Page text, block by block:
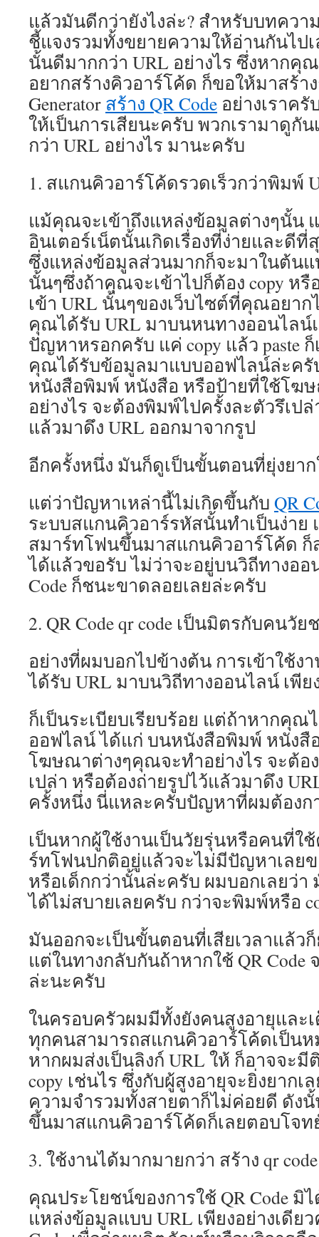
ระบ
ที่
มี
ควา
เถียร
สูง
ทำให้
การ
เล่น
บน
โทร
ถือ
เป็น
ไป
อย่าง
สบา
ไม่มี
สะดุ
ดัง
การ
เล่น
บน
คอ
ซึ่ง
เป็น
สิ่ง
เล่น
คน
ไม่
น้อย
ตาม
หา
ยิ่ง
กว่า
มี
โปร
ชั่
นพิ
เศษ
สมา
ใหม่
ที่
สนใ
สมัค
เล่น
นี้
เคร
ฟรี
ทันที!
ผม
มั่นใ
ว่า
จะ
ช่วย
ควา
รู้
ควา
สาม
กับ
เพิ่ม
มาก
และ
คุณ
ตัดสิ
ใจ
ได้
แล้วมันดีกว่ายังไงล่ะ? สำหรับบทคว
ชี้แจงรวมทั้งขยายความให้อ่านกันไปเ
นั้นดีมากกว่า URL อย่างไร ซึ่งหาก
อยากสร้างคิวอาร์โค้ด ก็ขอให้มาสร้าง
Generator สร้าง QR Code อย่างเราค
ให้เป็นการเสียนะครับ พวกเรามาดูกัน
กว่า URL อย่างไร มานะครับ
1. สแกนคิวอาร์โค้ดรวดเร็วกว่าพิมพ์
แม้คุณจะเข้าถึงแหล่งข้อมูลต่างๆนั้น
อินเตอร์เน็ตนั้นเกิดเรื่องที่ง่ายและดี
ซึ่งแหล่งข้อมูลส่วนมากก็จะมาในต้น
นั้นๆซึ่งถ้าคุณจะเข้าไปก็ต้อง copy ห
เข้า URL นั้นๆของเว็บไซต์ที่คุณอยา
คุณได้รับ URL มาบนหนทางออนไลน์
ปัญหาหรอกครับ แค่ copy แล้ว paste
คุณได้รับข้อมูลมาแบบออฟไลน์ล่ะครั
หนังสือพิมพ์ หนังสือ หรือป้ายที่ใช้โฆ
อย่างไร จะต้องพิมพ์ไปครั้งละตัวรึเป
แล้วมาดึง URL ออกมาจากรูป
อีกครั้งหนึ่ง มันก็ดูเป็นขั้นตอนที่ยุ่งยา
แต่ว่าปัญหาเหล่านี้ไม่เกิดขึ้นกับ QR
ระบบสแกนคิวอาร์รหัสนั้นทำเป็นง่า
สมาร์ทโฟนขึ้นมาสแกนคิวอาร์โค้ด ก็
ได้แล้วขอรับ ไม่ว่าจะอยู่บนวิถีทางอ
Code ก็ชนะขาดลอยเลยล่ะครับ
2. QR Code qr code เป็นมิตรกับคนวั
อย่างที่ผมบอกไปข้างต้น การเข้าใช้
ได้รับ URL มาบนวิถีทางออนไลน์ เพีย
ก็เป็นระเบียบเรียบร้อย แต่ถ้าหากคุ
ออฟไลน์ ได้แก่ บนหนังสือพิมพ์ หนังสื
โฆษณาต่างๆคุณจะทำอย่างไร จะต้อ
เปล่า หรือต้องถ่ายรูปไว้แล้วมาดึง
ครั้งหนึ่ง นี่แหละครับปัญหาที่ผมต้องก
เป็นหากผู้ใช้งานเป็นวัยรุ่นหรือคนที่ใ
ร์ทโฟนปกติอยู่แล้วจะไม่มีปัญหาเลย
หรือเด็กกว่านั้นล่ะครับ ผมบอกเลยว่า
ได้ไม่สบายเลยครับ กว่าจะพิมพ์หรือ
มันออกจะเป็นขั้นตอนที่เสียเวลาแล้ว
แต่ในทางกลับกันถ้าหากใช้ QR Code
ล่ะนะครับ
ในครอบครัวผมมีทั้งยังคนสูงอายุและ
ทุกคนสามารถสแกนคิวอาร์โค้ดเป็น
หากผมส่งเป็นลิงก์ URL ให้ ก็อาจจะ
copy เช่นไร ซึ่งกับผู้สูงอายุจะยิ่งยาก
ความจำรวมทั้งสายตาก็ไม่ค่อยดี ดัง
ขึ้นมาสแกนคิวอาร์โค้ดก็เลยตอบโจ
3. ใช้งานได้มากมายกว่า สร้าง qr code
คุณประโยชน์ของการใช้ QR Code มิ
แหล่งข้อมูลแบบ URL เพียงอย่างเดีย